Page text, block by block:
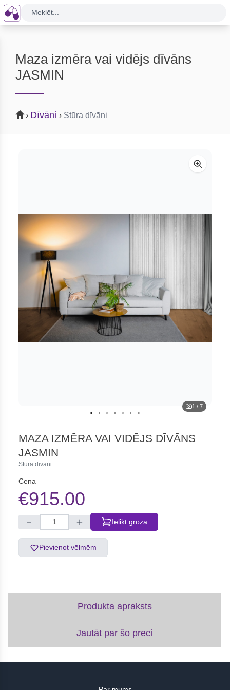
Meklēt...
Maza izmēra vai vidējs dīvāns
JASMIN
› Dīvāni › Stūra dīvāni
1 / 7
MAZA IZMĒRA VAI VIDĒJS DĪVĀNS
JASMIN
Stūra dīvāni
Cena
€915.00
Ielikt grozā
Pievienot vēlmēm
Produkta apraksts
Jautāt par šo preci